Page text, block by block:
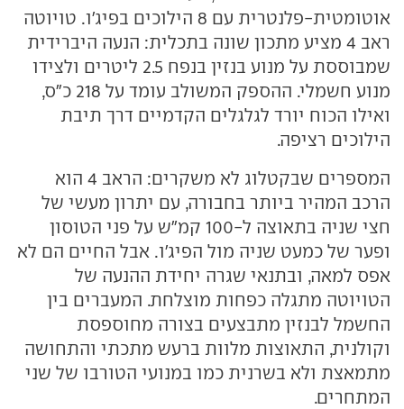
אוטומטית-פלנטרית עם 8 הילוכים בפיג'ו. טויוטה
ראב 4 מציע מתכון שונה בתכלית: הנעה היברידית
שמבוססת על מנוע בנזין בנפח 2.5 ליטרים ולצידו
מנוע חשמלי. ההספק המשולב עומד על 218 כ"ס,
ואילו הכוח יורד לגלגלים הקדמיים דרך תיבת
הילוכים רציפה.
המספרים שבקטלוג לא משקרים: הראב 4 הוא
הרכב המהיר ביותר בחבורה, עם יתרון מעשי של
חצי שניה בתאוצה ל-100 קמ"ש על פני הטוסון
ופער של כמעט שניה מול הפיג'ו. אבל החיים הם לא
אפס למאה, ובתנאי שגרה יחידת ההנעה של
הטויוטה מתגלה כפחות מוצלחת. המעברים בין
החשמל לבנזין מתבצעים בצורה מחוספסת
וקולנית, התאוצות מלוות ברעש מתכתי והתחושה
מתמאצת ולא בשרנית כמו במנועי הטורבו של שני
המתחרים.